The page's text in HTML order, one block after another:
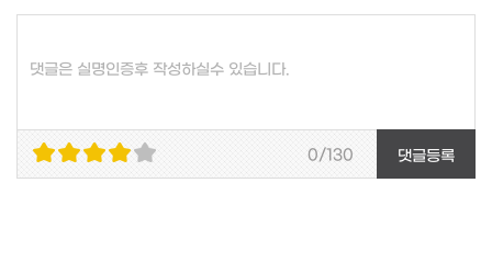
댓글은 실명인증후 작성하실수 있습니다.
0/130